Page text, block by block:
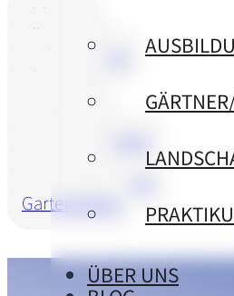
ÜBER UNS
Aldingen
Allgemein
Bad Dürrheim
Blumberg
Brunnen
Gartenbau
Gartenpflege